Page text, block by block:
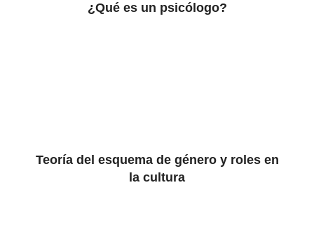
¿Qué es un psicólogo?
Teoría del esquema de género y roles en
la cultura